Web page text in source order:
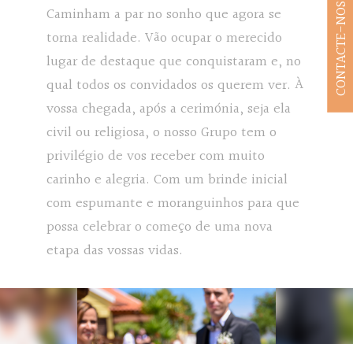
Caminham a par no sonho que agora se
torna realidade. Vão ocupar o merecido
lugar de destaque que conquistaram e, no
qual todos os convidados os querem ver. À
vossa chegada, após a cerimónia, seja ela
civil ou religiosa, o nosso Grupo tem o
privilégio de vos receber com muito
carinho e alegria. Com um brinde inicial
com espumante e moranguinhos para que
possa celebrar o começo de uma nova
etapa das vossas vidas.
CONTACTE-NOS